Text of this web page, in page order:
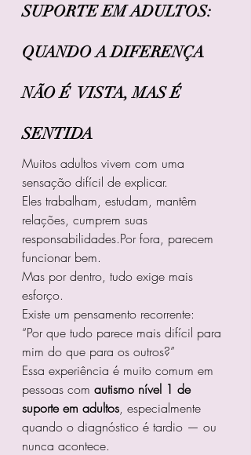
SUPORTE EM ADULTOS:
QUANDO A DIFERENÇA
NÃO É  VISTA, MAS É
SENTIDA
Muitos adultos vivem com uma
sensação difícil de explicar.
Eles trabalham, estudam, mantêm
relações, cumprem suas
responsabilidades.Por fora, parecem
funcionar bem.
Mas por dentro, tudo exige mais
esforço.
Existe um pensamento recorrente:
“Por que tudo parece mais difícil para
mim do que para os outros?”
Essa experiência é muito comum em
pessoas com autismo nível 1 de
suporte em adultos, especialmente
quando o diagnóstico é tardio — ou
nunca acontece.